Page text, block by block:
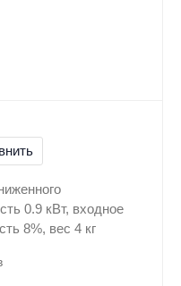
0.9 кВт, входное
8%, вес 4 кг